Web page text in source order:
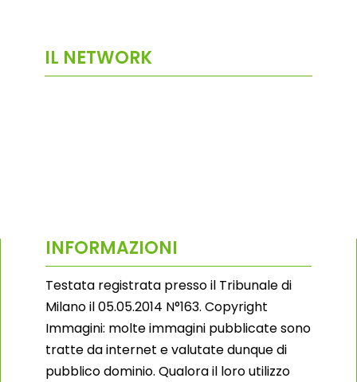
IL NETWORK
INFORMAZIONI
Testata registrata presso il Tribunale di
Milano il 05.05.2014 N°163. Copyright
Immagini: molte immagini pubblicate sono
tratte da internet e valutate dunque di
pubblico dominio. Qualora il loro utilizzo